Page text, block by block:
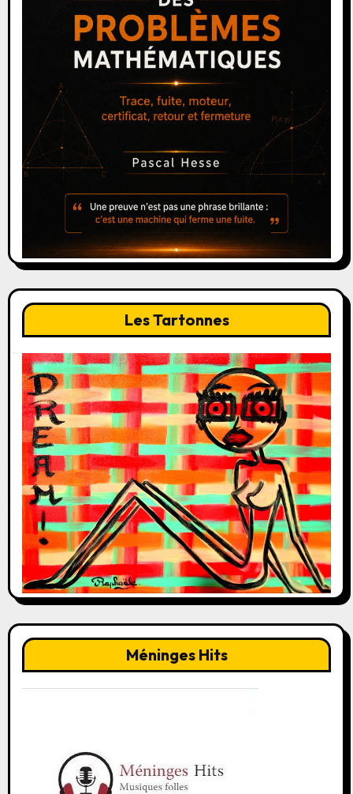
Les Tartonnes
Méninges Hits